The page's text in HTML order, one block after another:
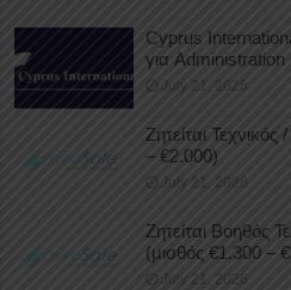
Cyprus
για Administration
July 21, 2026
Ζητείται
– €2.000)
July 21, 2026
Ζητείται Βοηθός
(μισθός €1.300 –
July 21, 2026